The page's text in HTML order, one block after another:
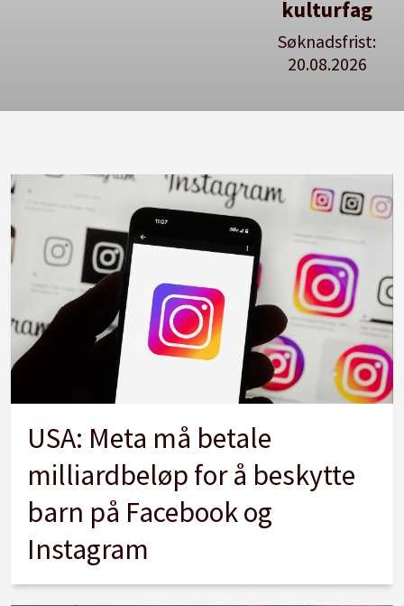
USA: Meta må betale
milliardbeløp for å beskytte
barn på Facebook og
Instagram